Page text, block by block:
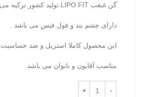
گن غبغب LIPO FIT تولید کشور ترکیه می باشد
دارای چشم یند و فول فیس می باشد .
این محصول کاملا استریل و ضد حساسیت .
مناسب آقایون و بانوان می باشد.